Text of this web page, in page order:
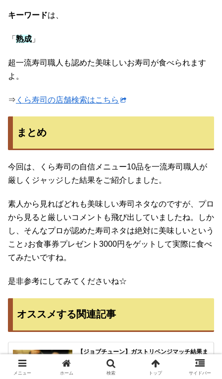
キーワードは、
「 熟成 」
超一流寿司職人も認めた美味しいお寿司が食べられます
よ。
⇒ くら寿司の店舗検索はこちら
まとめ
今回は、くら寿司の自信メニュー10品を一流寿司職人が
厳しくジャッジした結果をご紹介しました。
素人から見ればどれも美味しい寿司ネタなのですが、プロ
から見ると厳しいコメントも飛び出していましたね。しか
し、そんなプロが認めた寿司ネタは絶対に美味しいという
こと♪お食事券プレゼント3000円をゲットして実際に食べ
てみたいですね。
是非参考にしてみてくださいね☆
オススメする関連記事
【ジョブチューン】ガストリベンジマッチ結果ま
とめ(6月1日分)！料理人が判定した合格・不合格
のメニューは？
2019年6月1日のTBS系列「ジョブチューン」では、人気
メニュー ホーム 検索 トップ サイドバー